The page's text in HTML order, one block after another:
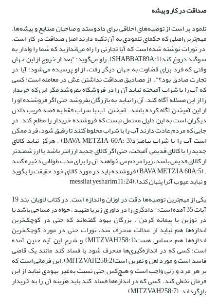
صداقت در کار و پیشه
تلمود پر است از توصیه‌های اخلاقی برای دادوستد و صاحبان صنایع و پیشه‌ها.
مهم‌ترین اصلی که حکمای تلمودی به آن تکیه دارند اصل صداقت در کار است.
در تورات نوشته شده است که آیا تجارتی را راه می‌اندازید که شما را وادار به
سوگند دروغ کند(SHABBAT89A:1). راو می‌گوید: "بعد از خروج از این جهان
وقتی که فرد برای قضاوت به جهان دیگر رفت، از او پرسیده می‌شود: آیا در
تجارت صادق بود؟". از مصادیق صداقت نداشتن غش در معامله است: کسی
که آب را با شراب آمیخته نباید آن را در فروشگاه بفروشد مگر این که خریدار
را از این مسئله آگاه کند. آن را نباید به بازرگان بفروشد حتی اگر فروشنده او را
از این آمیختن آگاه کرده باشد. آمیختن آب با شراب فقط به قصد فریب دادن
دیگران است به این دلیل محتمل نیست که فروشنده خریدار را مطلع کند. در
جایی که مردم عادت دارند آب را با شراب مخلوط کنند تا رقیق شود، فرد ممکن
است آب را با شراب بیامیزد(BAVA METZIA 60A: 3) . هرگز نباید کالای
جدید را با کالای قدیمی آمیخت، حتی اگر کالای جدید ارزانتر باشد یا ارزشمندتر
از کالای قدیمی باشد، زیرا مردم می خواهند آن را برای مدت طولانی ذخیره کنند
. (BAVA METZIA 60A:5) فروشنده باید در مورد کالای خود حقیقت را بگوید
و نباید عیوب آنرا پنهان کند(.(messilat yesharim11:24
یکی از مهم‌ترین توصیه‌ها دقت در اوزان و اندازه است. در کتاب لاویان بند 19
آیات 35 آمده است:" دادگری را در داوری زیرپا منهید ، خواه در مساحی باشد یا
در توزین یا پیمانه کردن". بزرگان یهود گفته‌اند که حتی در کوچک‌ترین
اندازه‌ها هم نباید از عدالت منحرف شد، تورات حتی در مورد کوچک‌ترین
اندازه‌ها هم حساس هست(MITZVAH258:1) و شرح این آیه چنین آمده
است: کسی که در اندازه‌گیری‌ها منحرف شود یا فساد کند مانند یک قاضی
فاسد است و مورد لعن و نفرین است(MITZVAH258:2). این فرمانی است که
بر هر مرد و زنی واجب است و هیچ‌کس حتی نسبت به‌غیر یهودی نباید از این
فرمان تخطی کند. کسی که در اندازه‌ها فساد کند باید هزینه آن را به خریدار
بازگرداند .(MITZVAH258:7)